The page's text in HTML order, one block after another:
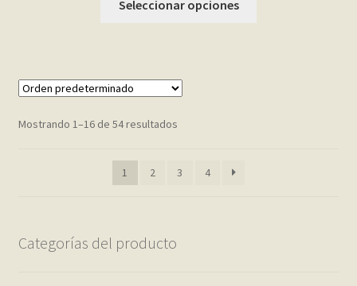
Seleccionar opciones
Mostrando 1–16 de 54 resultados
1 2 3 4
Categorías del producto